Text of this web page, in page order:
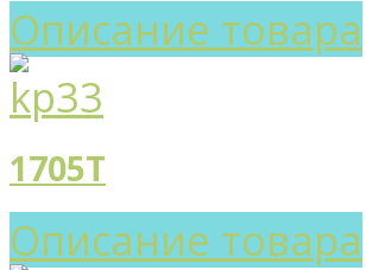
Описание товара
1705T
Описание товара